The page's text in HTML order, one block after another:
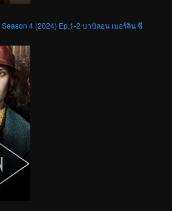
Season 4 (2024) Ep.1-2 บาบิลอน เบอร์ลิน ซี